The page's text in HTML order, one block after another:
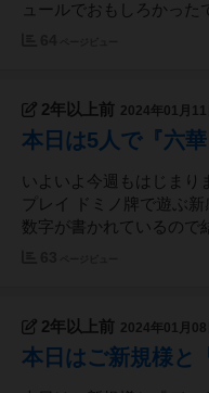
ュールでおもしろかった
2年以上前 2024年01月11
本日は5人で『六
いよいよ今週もはじまり
プレイ ドミノ牌で遊ぶ
数字が書かれているので
2年以上前 2024年01月08
本日はご新規様と